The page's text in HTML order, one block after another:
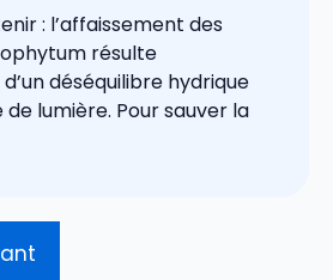
: l’affaissement des
résulte
déséquilibre hydrique
de lumière. Pour sauver la